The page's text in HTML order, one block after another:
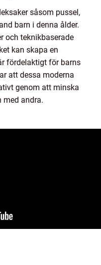
såsom pussel,
barn i denna ålder.
och teknikbaserade
kan skapa en
fördelaktigt för barns
att dessa moderna
genom att minska
med andra.